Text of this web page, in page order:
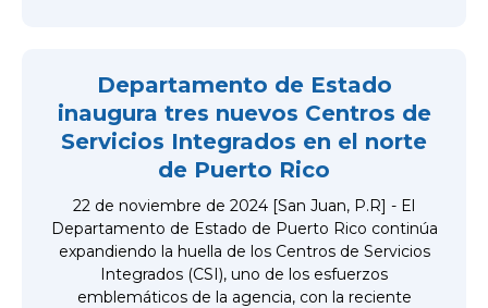
Departamento de Estado
inaugura tres nuevos Centros de
Servicios Integrados en el norte
de Puerto Rico
22 de noviembre de 2024 [San Juan, P.R] - El
Departamento de Estado de Puerto Rico continúa
expandiendo la huella de los Centros de Servicios
Integrados (CSI), uno de los esfuerzos
emblemáticos de la agencia, con la reciente